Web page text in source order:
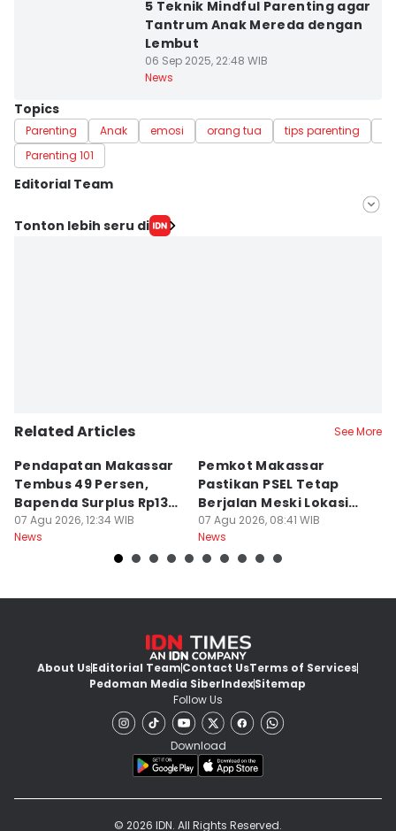
5 Teknik Mindful Parenting agar
Tantrum Anak Mereda dengan
Lembut
06 Sep 2025, 22:48 WIB
News
Topics
Parenting Anak emosi orang tua tips parenting
Parenting 101
Editorial Team
Editor
Tonton lebih seru di
Related Articles See More
Pendapatan Makassar
Tembus 49 Persen,
Bapenda Surplus Rp130
Miliar
07 Agu 2026, 12:34 WIB
News
Pemkot Makassar
Pastikan PSEL Tetap
Berjalan Meski Lokasi
Belum Final
07 Agu 2026, 08:41 WIB
News
About UsEditorial TeamContact UsTerms of Services
Pedoman Media SiberIndexSitemap
Follow Us
Download
© 2026 IDN. All Rights Reserved.